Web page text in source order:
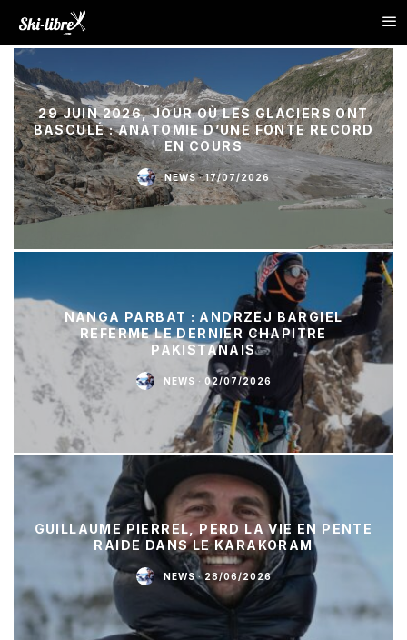
29 JUIN 2026, JOUR OÙ LES GLACIERS ONT
BASCULÉ : ANATOMIE D’UNE FONTE RECORD
EN COURS
NEWS · 17/07/2026
NANGA PARBAT : ANDRZEJ BARGIEL
REFERME LE DERNIER CHAPITRE
PAKISTANAIS
NEWS · 02/07/2026
GUILLAUME PIERREL, PERD LA VIE EN PENTE
RAIDE DANS LE KARAKORAM
NEWS · 28/06/2026